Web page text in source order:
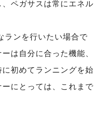
ペガサスは常にエネル
ランを行いたい場合で
は自分に合った機能、
初めてランニングを始
にとっては、これまで